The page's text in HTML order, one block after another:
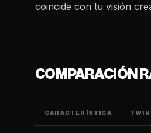
coincide con tu visión
COMPARACIÓN
CARACTERÍSTICA